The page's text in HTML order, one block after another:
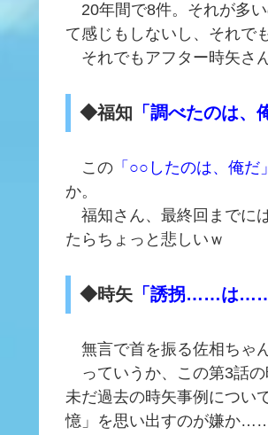
20年間で8件。それが多
て感じもしないし、それ
それでもアフター時矢さ
◆福知 「調べたのは、
この 「○○したのは、俺だ」
か。
福知さん、最終回までに
たらちょっと悲しいｗ
◆時矢 「誘拐……は……
無言で首を振る佐相ちゃん
っていうか、この第3話の
未だ過去の時矢事例につい
憶」を思い出すのが嫌か